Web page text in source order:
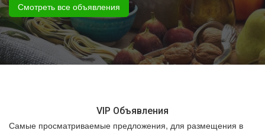
Смотреть все объявления
VIP Объявления
Самые просматриваемые предложения, для размещения в